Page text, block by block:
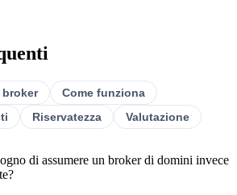
broker
Come funziona
Riservatezza
Valutazione
di assumere un broker di domini invece